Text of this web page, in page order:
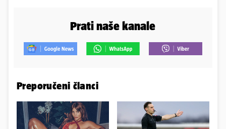
Prati naše kanale
Preporučeni članci